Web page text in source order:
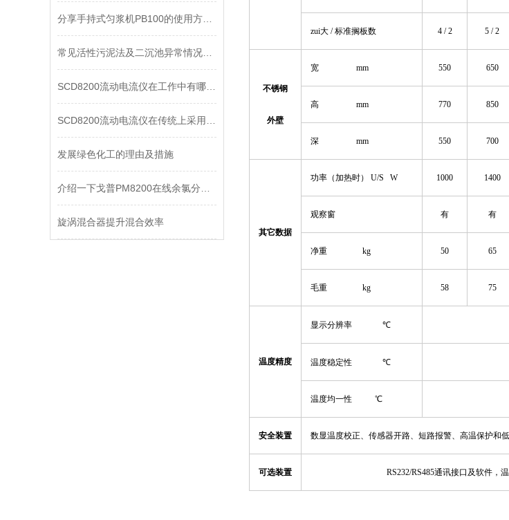
发展绿色化工的理由及措施
旋涡混合器提升混合效率
zui大 / 标准搁板数 4/2 5 /2
不锈钢
外壁
宽 mm 550 650
高 mm 770 850
深 mm 550 700
其它数据
功率（加热时） U/S W 1000 1400
观察窗 有 有
净重 kg 50 65
毛重 kg 58 75
温度精度
显示分辨率 ℃
温度稳定性 ℃
温度均一性 ℃
安全装置 数显温度校正、传感器开路、短路报警、高温保护和
可选装置 RS232/RS485通讯接口及软件，